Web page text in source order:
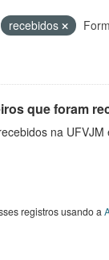
recebidos
que foram
na
registros usando a